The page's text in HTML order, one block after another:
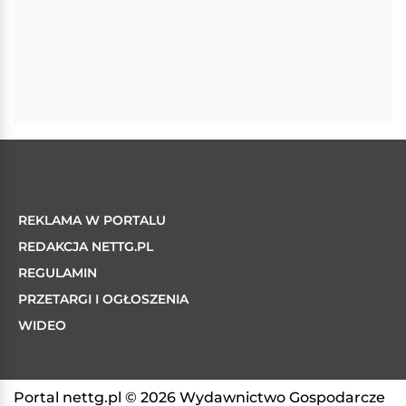
REKLAMA W PORTALU
REDAKCJA NETTG.PL
REGULAMIN
PRZETARGI I OGŁOSZENIA
WIDEO
Portal nettg.pl © 2026 Wydawnictwo Gospodarcze